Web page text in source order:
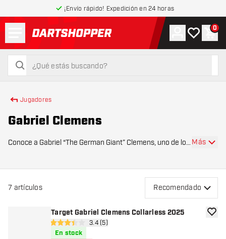
¡Envío rápido! Expedición en 24 horas
volver a la página de inicio
buscar
buscar
Cuenta
Mi lista de
0
Jugadores
Gabriel Clemens
Conoce a Gabriel “The German Giant” Clemens, uno de los Más
7 artículos Recomendado
Target Gabriel Clemens Collarless 2025
abrir panel de reseñas
3.4 estrellas de puntuación
3.4 (5)
En stock